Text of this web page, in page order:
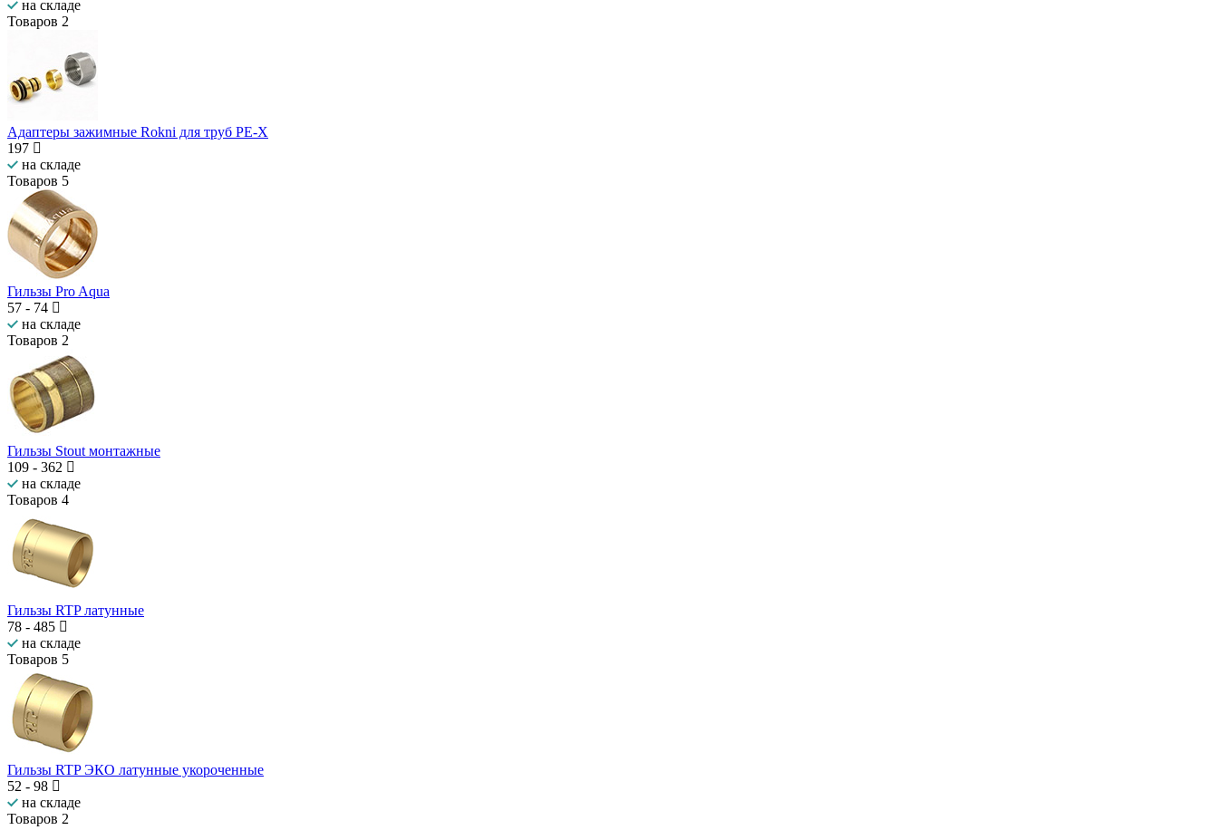
на складе
Товаров 2
Адаптеры зажимные Rokni для труб PE-X
197
на складе
Товаров 5
Гильзы Pro Aqua
57 - 74
на складе
Товаров 2
Гильзы Stout монтажные
109 - 362
на складе
Товаров 4
Гильзы RTP латунные
78 - 485
на складе
Товаров 5
Гильзы RTP ЭКО латунные укороченные
52 - 98
на складе
Товаров 2